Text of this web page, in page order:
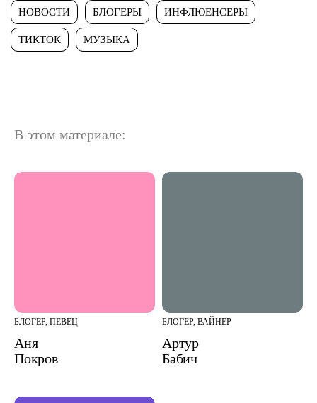
НОВОСТИ БЛОГЕРЫ ИНФЛЮЕНСЕРЫ
ТИКТОК МУЗЫКА
В этом материале:
БЛОГЕР, ПЕВЕЦ
Аня
Покров
БЛОГЕР, ВАЙНЕР
Артур
Бабич